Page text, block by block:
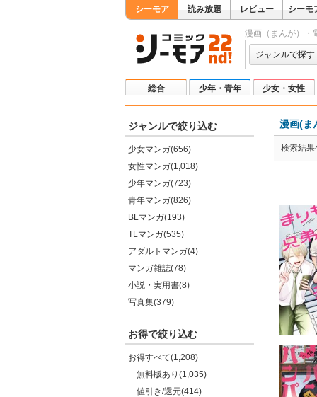
シーモア 読み放題 レビュー シーモ
漫画（まんが）・
ジャンルで探す
総合 少年・青年 少女・女性
ジャンルで絞り込む
少女マンガ(656)
女性マンガ(1,018)
少年マンガ(723)
青年マンガ(826)
BLマンガ(193)
TLマンガ(535)
アダルトマンガ(4)
マンガ雑誌(78)
小説・実用書(8)
写真集(379)
お得で絞り込む
お得すべて(1,208)
無料版あり(1,035)
値引き/還元(414)
漫画(ま
検索結